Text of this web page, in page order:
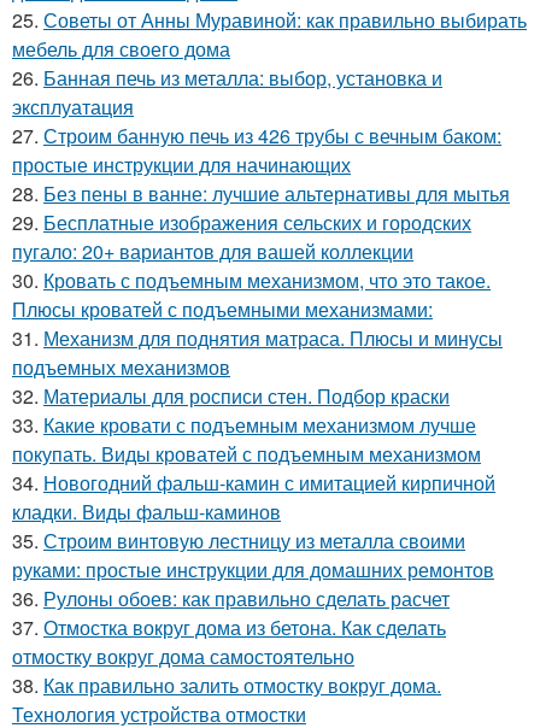
25. Советы от Анны Муравиной: как правильно выбирать
мебель для своего дома
26. Банная печь из металла: выбор, установка и
эксплуатация
27. Строим банную печь из 426 трубы с вечным баком:
простые инструкции для начинающих
28. Без пены в ванне: лучшие альтернативы для мытья
29. Бесплатные изображения сельских и городских
пугало: 20+ вариантов для вашей коллекции
30. Кровать с подъемным механизмом, что это такое.
Плюсы кроватей с подъемными механизмами:
31. Механизм для поднятия матраса. Плюсы и минусы
подъемных механизмов
32. Материалы для росписи стен. Подбор краски
33. Какие кровати с подъемным механизмом лучше
покупать. Виды кроватей с подъемным механизмом
34. Новогодний фальш-камин с имитацией кирпичной
кладки. Виды фальш-каминов
35. Строим винтовую лестницу из металла своими
руками: простые инструкции для домашних ремонтов
36. Рулоны обоев: как правильно сделать расчет
37. Отмостка вокруг дома из бетона. Как сделать
отмостку вокруг дома самостоятельно
38. Как правильно залить отмостку вокруг дома.
Технология устройства отмостки